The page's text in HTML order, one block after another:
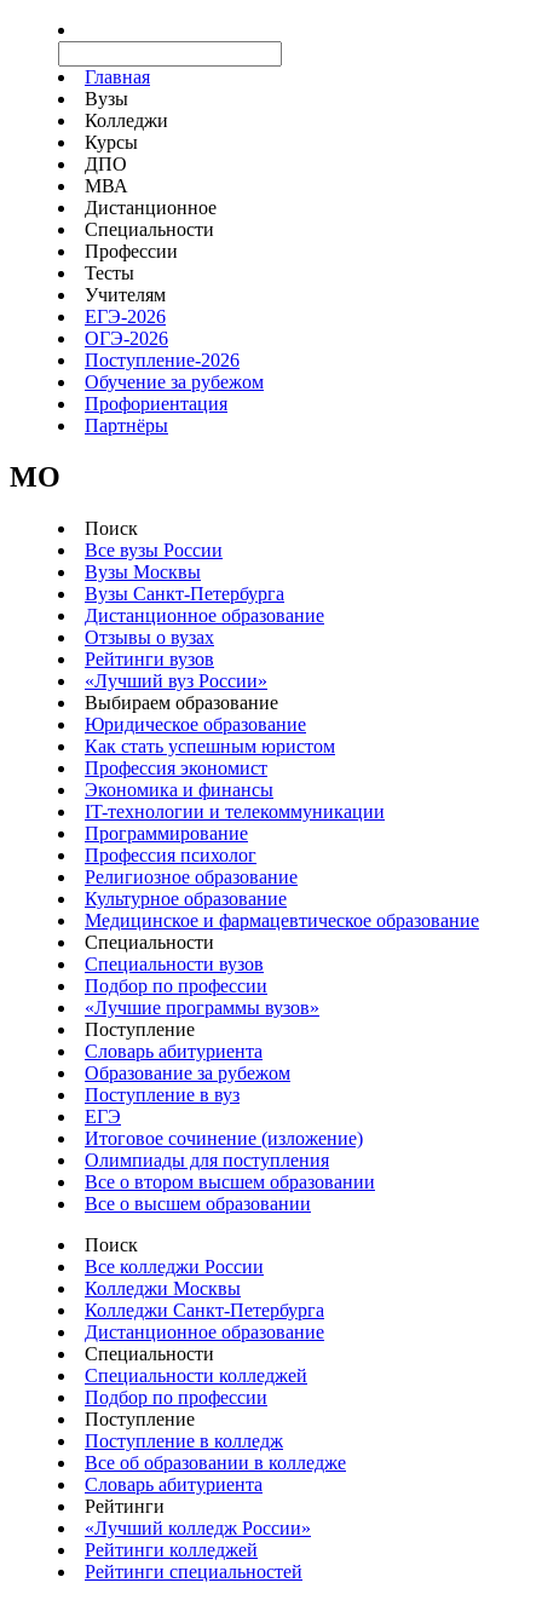
Главная
Вузы
Колледжи
Курсы
ДПО
МВА
Дистанционное
Специальности
Профессии
Тесты
Учителям
ЕГЭ-2026
ОГЭ-2026
Поступление-2026
Обучение за рубежом
Профориентация
Партнёры
MO
Поиск
Все вузы России
Вузы Москвы
Вузы Санкт-Петербурга
Дистанционное образование
Отзывы о вузах
Рейтинги вузов
«Лучший вуз России»
Выбираем образование
Юридическое образование
Как стать успешным юристом
Профессия экономист
Экономика и финансы
IT-технологии и телекоммуникации
Программирование
Профессия психолог
Религиозное образование
Культурное образование
Медицинское и фармацевтическое образование
Специальности
Специальности вузов
Подбор по профессии
«Лучшие программы вузов»
Поступление
Словарь абитуриента
Образование за рубежом
Поступление в вуз
ЕГЭ
Итоговое сочинение (изложение)
Олимпиады для поступления
Все о втором высшем образовании
Все о высшем образовании
Поиск
Все колледжи России
Колледжи Москвы
Колледжи Санкт-Петербурга
Дистанционное образование
Специальности
Специальности колледжей
Подбор по профессии
Поступление
Поступление в колледж
Все об образовании в колледже
Словарь абитуриента
Рейтинги
«Лучший колледж России»
Рейтинги колледжей
Рейтинги специальностей